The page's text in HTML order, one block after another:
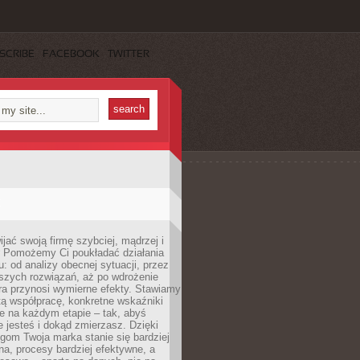
FACEBOOK TWITTER
swoją firmę szybciej, mądrzej i
Ci poukładać działania
od analizy obecnej sytuacji, przez
rozwiązań, aż po wdrożenie
przynosi wymierne efekty. Stawiamy
współpracę, konkretne wskaźniki
na każdym etapie – tak, abyś
jesteś i dokąd zmierzasz. Dzięki
Twoja marka stanie się bardziej
procesy bardziej efektywne, a